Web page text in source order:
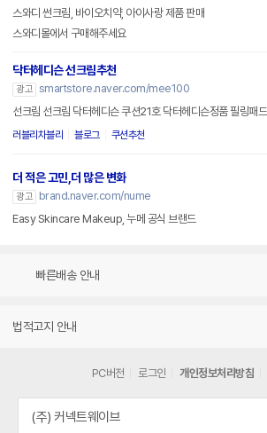
스와디 썬크림, 바이오치약, 아이사랑 제품 판매
스와디몰에서 구매해주세요
닥터헤디슨 선크림추천
광고
smartstore.naver.com/mee100
선크림 선크림 닥터헤디슨 쿠션21호 닥터헤디슨정품 필링패
러블리차블리 블로그 쿠션추천
더 적은 고민,더 많은 변화
광고
brand.naver.com/nume
Easy Skincare Makeup, 누메 공식 브랜드
빠른배송 안내
법적고지 안내
PC버전 로그인 개인정보처리방침
(주) 커넥트웨이브